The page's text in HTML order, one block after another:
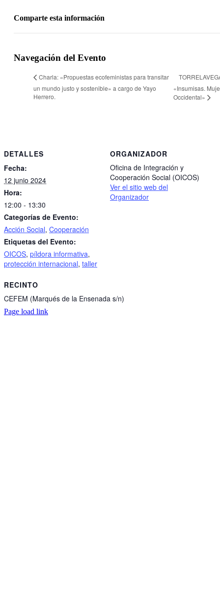
Comparte esta información
Navegación del Evento
Charla: «Propuestas ecofeministas para transitar
un mundo justo y sostenible» a cargo de Yayo
Herrero.
«Insumisas.
Occidental»
DETALLES
Fecha:
12 junio 2024
Hora:
12:00 - 13:30
Categorías de Evento:
Acción Social, Cooperación
Etiquetas del Evento:
OICOS, píldora informativa,
protección internacional, taller
RECINTO
CEFEM (Marqués de la Ensenada s/n)
ORGANIZADOR
Oficina de Integración y
Cooperación Social (OICOS)
Ver el sitio web del
Organizador
Page load link